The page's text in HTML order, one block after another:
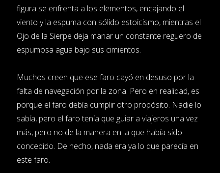
figura se enfrenta a los elementos, encajando el
viento y la espuma con sólido estoicismo, mientras el
Ojo de la Sierpe deja manar un constante reguero de
espumosa agua bajo sus cimientos.
Muchos creen que ese faro cayó en desuso por la
falta de navegación por la zona. Pero en realidad, es
porque el faro debía cumplir otro propósito. Nadie lo
sabía, pero el faro tenía que guiar a viajeros una vez
más, pero no de la manera en la que había sido
concebido. De hecho, nada era ya lo que parecía en
este faro.